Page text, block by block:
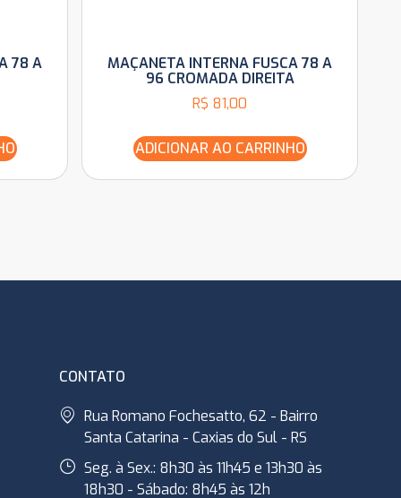
78 A
MAÇANETA INTERNA FUSCA 78 A
96 CROMADA DIREITA
R$ 81,00
ADICIONAR AO CARRINHO
CONTATO
Rua Romano Fochesatto, 62 - Bairro
Santa Catarina - Caxias do Sul - RS
Seg. à Sex.: 8h30 às 11h45 e 13h30 às
18h30 - Sábado: 8h45 às 12h